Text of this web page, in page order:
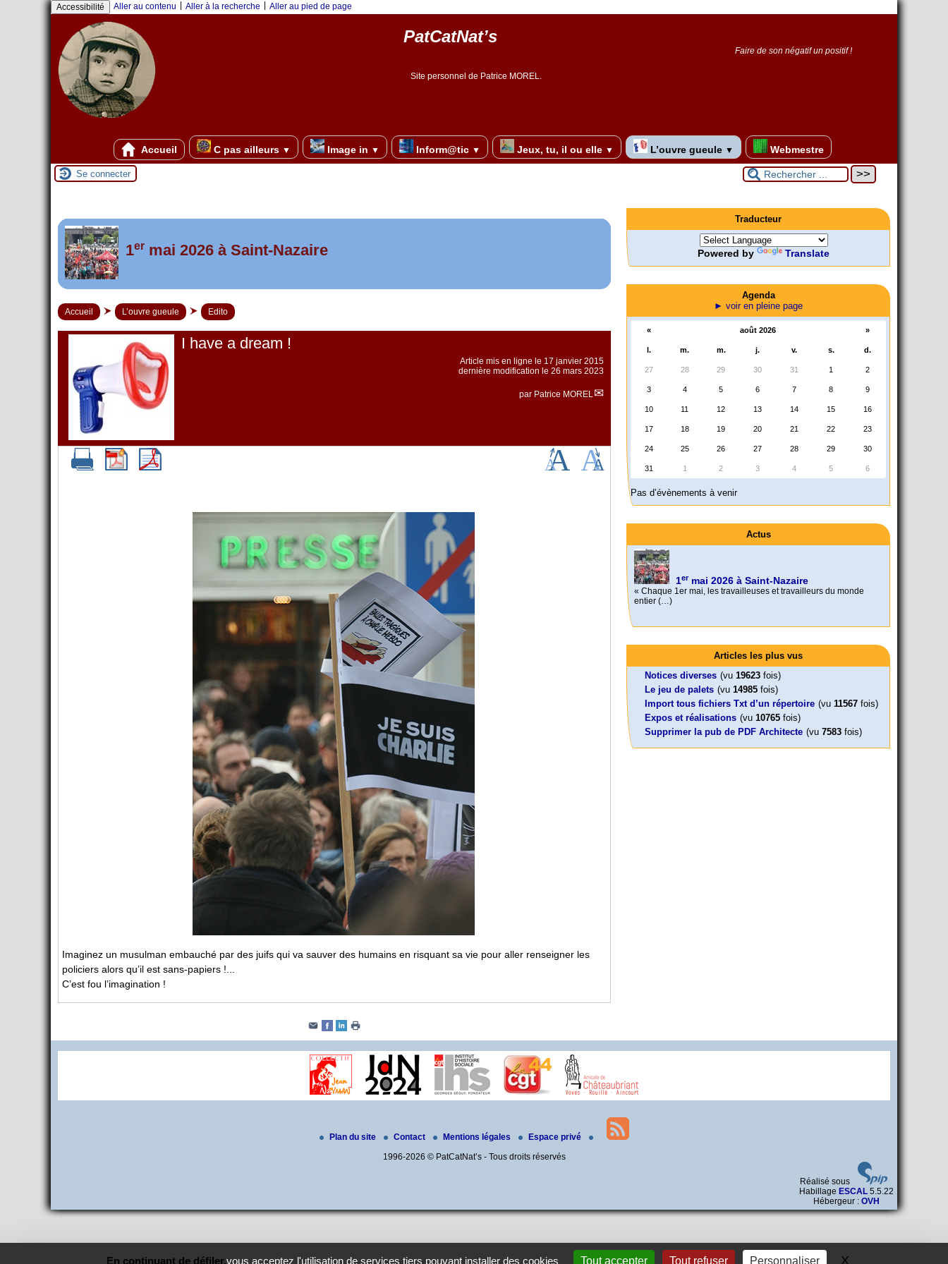
Panneau de gestion des cookies
En continuant de défiler,vous acceptez l'utilisation de services tiers pouvant installer des cookies Tout accepter Tout refuser Personnaliser X
Accessibilité Aller au contenu Aller à la recherche Aller au pied de page
PatCatNat’s
Faire de son négatif un positif !
Site personnel de Patrice MOREL.
Accueil C pas ailleurs ▼ Image in ▼ Inform@tic ▼ Jeux, tu, il ou elle ▼ L’ouvre gueule ▼ Webmestre
Se connecter
Foutez-nous la paix !
1er mai 2026 à Saint-Nazaire
Accueil L’ouvre gueule Edito
I have a dream !
Article mis en ligne le 17 janvier 2015
dernière modification le 26 mars 2023
par Patrice MOREL
Imaginez un musulman embauché par des juifs qui va sauver des humains en risquant sa vie pour aller renseigner les
policiers alors qu’il est sans-papiers !...
C’est fou l’imagination !
Traducteur
Powered by Translate
Agenda
► voir en pleine page
« août 2026 »
l. m. m. j. v. s. d.
27 28 29 30 31 1 2
3 4 5 6 7 8 9
10 11 12 13 14 15 16
17 18 19 20 21 22 23
24 25 26 27 28 29 30
31 1 2 3 4 5 6
Pas d’évènements à venir
Actus
1ermai 2026 à Saint-Nazaire
« Chaque 1er mai, les travailleuses et travailleurs du monde
entier (…)
Foutez-nous la paix !
Aujourd’hui, mercredi 18 mars 2026, le président de la
République Emmanuel (…)
Leonard Peltier libre !
Leonard Peltier, un Amérindien condamné deux fois à la prison à
vie pour un (…)
En Pays-de-la-Loire le couperet est
« La présidente Horizons de la région Pays de la Loire veut faire
Mon CV... Cette perle indique une nouveauté, ou le dernier
Articles les plus vus
Notices diverses (vu 19623 fois)
Le jeu de palets (vu 14985 fois)
Import tous fichiers Txt d’un répertoire (vu 11567 fois)
Expos et réalisations (vu 10765 fois)
Supprimer la pub de PDF Architecte (vu 7583 fois)
Plan du site Contact Mentions légales
Espace privé
1996-2026 © PatCatNat’s - Tous droits réservés
Réalisé sous
Habillage ESCAL 5.5.22
Hébergeur : OVH